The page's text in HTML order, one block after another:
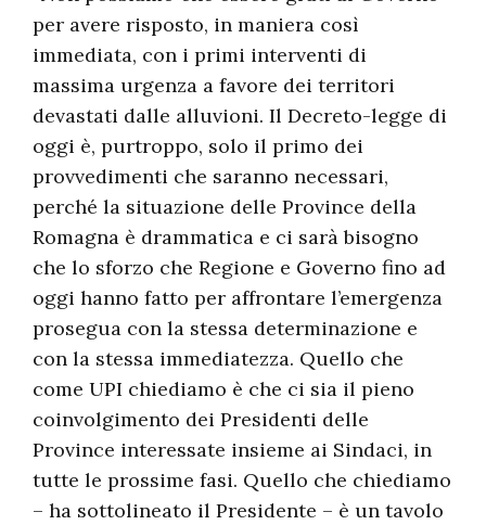
per avere risposto, in maniera così
immediata, con i primi interventi di
massima urgenza a favore dei territori
devastati dalle alluvioni. Il Decreto-legge di
oggi è, purtroppo, solo il primo dei
provvedimenti che saranno necessari,
perché la situazione delle Province della
Romagna è drammatica e ci sarà bisogno
che lo sforzo che Regione e Governo fino ad
oggi hanno fatto per affrontare l’emergenza
prosegua con la stessa determinazione e
con la stessa immediatezza. Quello che
come UPI chiediamo è che ci sia il pieno
coinvolgimento dei Presidenti delle
Province interessate insieme ai Sindaci, in
tutte le prossime fasi. Quello che chiediamo
– ha sottolineato il Presidente – è un tavolo